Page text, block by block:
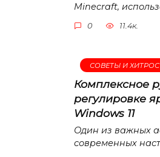
Minecraft,
0 11.4к.
СОВЕТЫ И
Комплексное
регулировке
Windows 11
Один из важных
современных